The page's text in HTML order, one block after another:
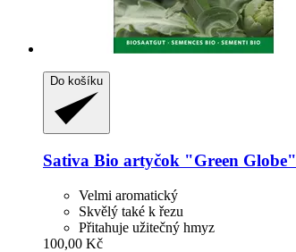
Do košíku
Sativa Bio artyčok "Green Globe"
Velmi aromatický
Skvělý také k řezu
Přitahuje užitečný hmyz
100,00 Kč